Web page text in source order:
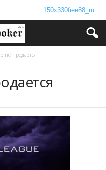
не продается